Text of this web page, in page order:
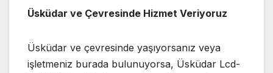
Üsküdar ve Çevresinde Hizmet Veriyoruz
Üsküdar ve çevresinde yaşıyorsanız veya
işletmeniz burada bulunuyorsa, Üsküdar Lcd-